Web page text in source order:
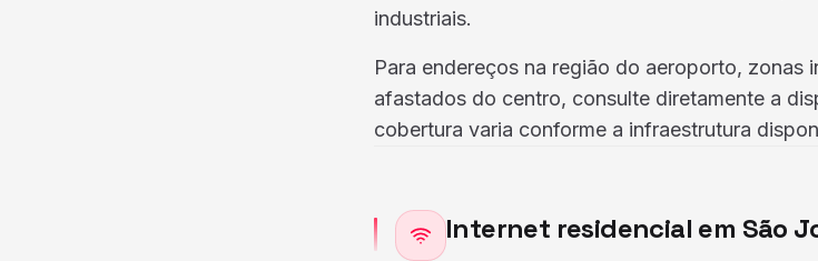
industriais.
Para endereços na região do aeroporto, zonas
afastados do centro, consulte diretamente a
cobertura varia conforme a infraestrutura
Internet residencial em São